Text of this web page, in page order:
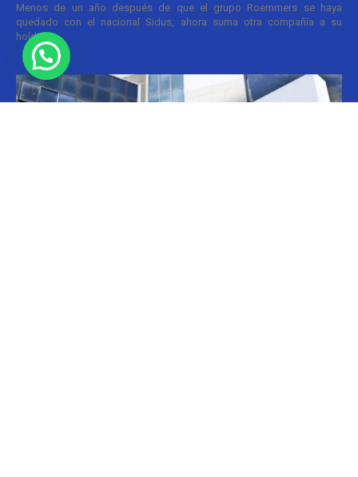
Menos de un año después de que el grupo Roemmers se haya
quedado con el nacional Sidus, ahora suma otra compañía a su
holding....